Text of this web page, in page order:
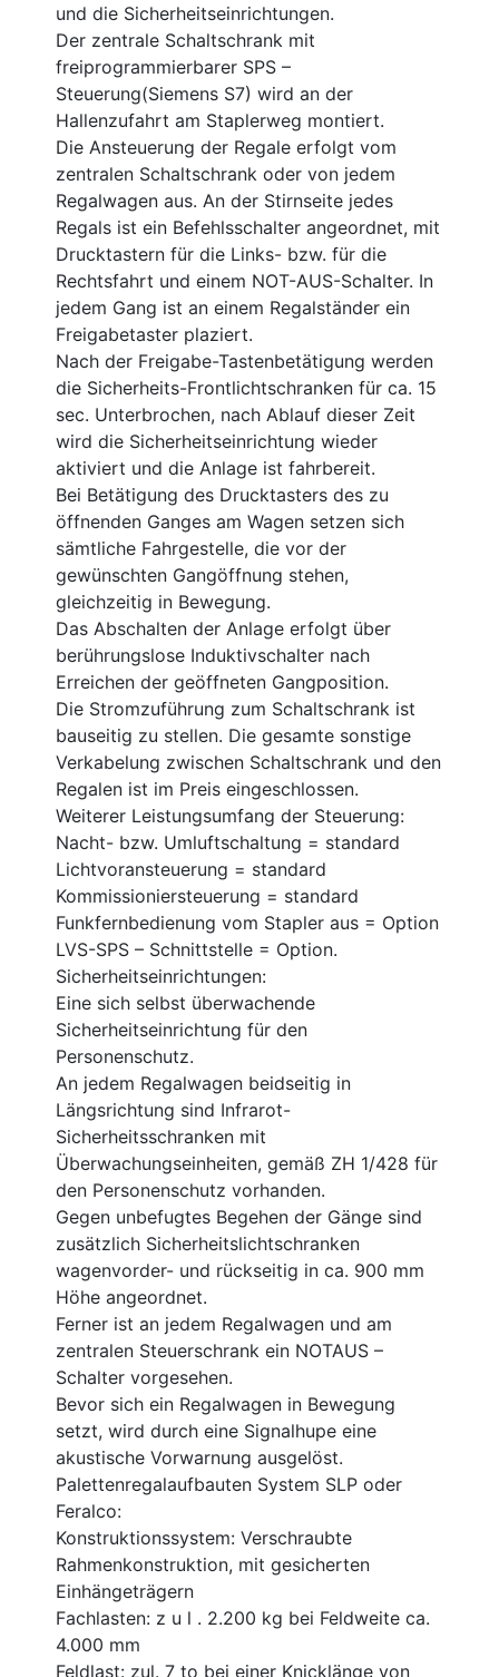
und die Sicherheitseinrichtungen.
Der zentrale Schaltschrank mit
freiprogrammierbarer SPS –
Steuerung(Siemens S7) wird an der
Hallenzufahrt am Staplerweg montiert.
Die Ansteuerung der Regale erfolgt vom
zentralen Schaltschrank oder von jedem
Regalwagen aus. An der Stirnseite jedes
Regals ist ein Befehlsschalter angeordnet, mit
Drucktastern für die Links- bzw. für die
Rechtsfahrt und einem NOT-AUS-Schalter. In
jedem Gang ist an einem Regalständer ein
Freigabetaster plaziert.
Nach der Freigabe-Tastenbetätigung werden
die Sicherheits-Frontlichtschranken für ca. 15
sec. Unterbrochen, nach Ablauf dieser Zeit
wird die Sicherheitseinrichtung wieder
aktiviert und die Anlage ist fahrbereit.
Bei Betätigung des Drucktasters des zu
öffnenden Ganges am Wagen setzen sich
sämtliche Fahrgestelle, die vor der
gewünschten Gangöffnung stehen,
gleichzeitig in Bewegung.
Das Abschalten der Anlage erfolgt über
berührungslose Induktivschalter nach
Erreichen der geöffneten Gangposition.
Die Stromzuführung zum Schaltschrank ist
bauseitig zu stellen. Die gesamte sonstige
Verkabelung zwischen Schaltschrank und den
Regalen ist im Preis eingeschlossen.
Weiterer Leistungsumfang der Steuerung:
Nacht- bzw. Umluftschaltung = standard
Lichtvoransteuerung = standard
Kommissioniersteuerung = standard
Funkfernbedienung vom Stapler aus = Option
LVS-SPS – Schnittstelle = Option.
Sicherheitseinrichtungen:
Eine sich selbst überwachende
Sicherheitseinrichtung für den
Personenschutz.
An jedem Regalwagen beidseitig in
Längsrichtung sind Infrarot-
Sicherheitsschranken mit
Überwachungseinheiten, gemäß ZH 1/428 für
den Personenschutz vorhanden.
Gegen unbefugtes Begehen der Gänge sind
zusätzlich Sicherheitslichtschranken
wagenvorder- und rückseitig in ca. 900 mm
Höhe angeordnet.
Ferner ist an jedem Regalwagen und am
zentralen Steuerschrank ein NOTAUS –
Schalter vorgesehen.
Bevor sich ein Regalwagen in Bewegung
setzt, wird durch eine Signalhupe eine
akustische Vorwarnung ausgelöst.
Palettenregalaufbauten System SLP oder
Feralco:
Konstruktionssystem: Verschraubte
Rahmenkonstruktion, mit gesicherten
Einhängeträgern
Fachlasten: z u l . 2.200 kg bei Feldweite ca.
4.000 mm
Feldlast: zul. 7 to bei einer Knicklänge von